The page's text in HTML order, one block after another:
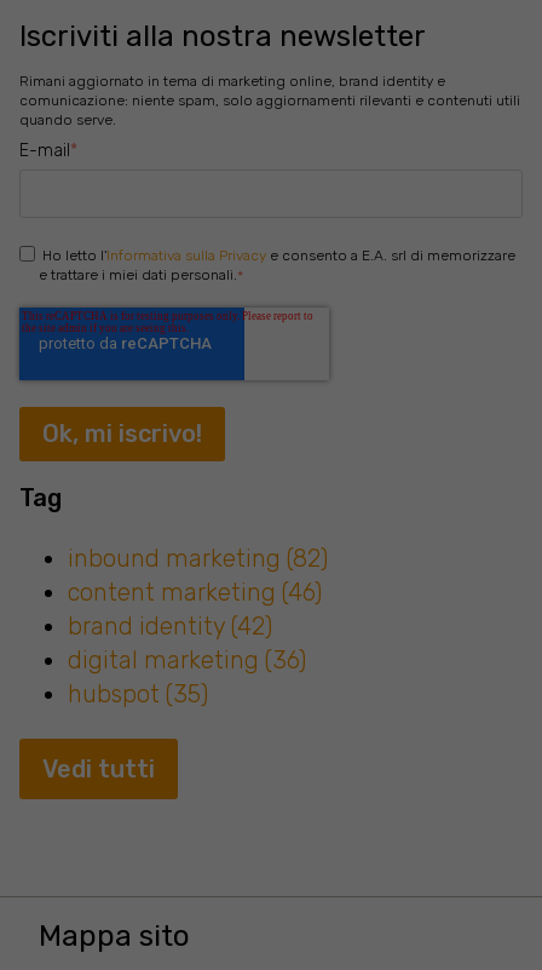
Iscriviti alla nostra newsletter
Rimani aggiornato in tema di marketing online, brand identity e
comunicazione: niente spam, solo aggiornamenti rilevanti e contenuti utili
quando serve.
E-mail*
Ho letto l'Informativa sulla Privacye consento a E.A. srl di memorizzare
e trattare i miei dati personali. *
Tag
inbound marketing (82)
content marketing (46)
brand identity (42)
digital marketing (36)
hubspot (35)
Vedi tutti
Mappa sito